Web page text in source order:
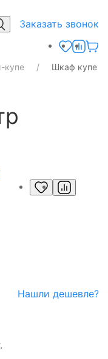
Заказать звонок
купе
Шкаф купе
Нашли дешевле?